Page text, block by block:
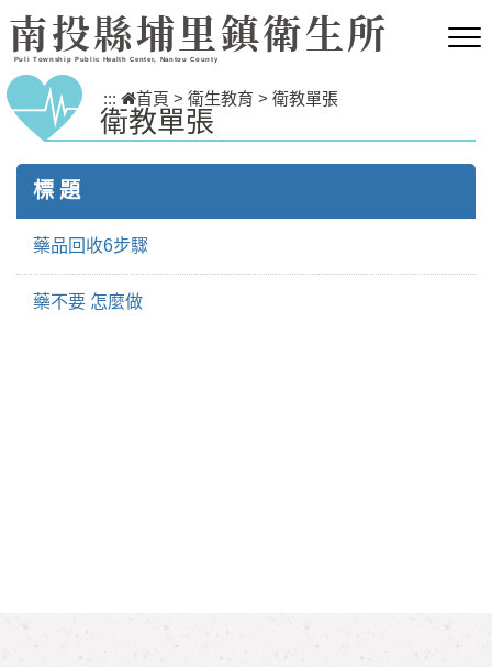
跳到主要內容區塊
南投縣埔里鎮衛生所
Puli Township Public Health Center, Nantou County
::: 首頁 > 衛生教育 > 衛教單張
衛教單張
標 題
藥品回收6步驟
藥不要 怎麼做